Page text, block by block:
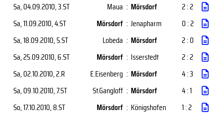
Sa, 04.09.2010, 3.ST Maua : Mörsdorf
2 : 2
Sa, 11.09.2010, 4.ST Mörsdorf : Jenapharm
0 : 2
Sa, 18.09.2010, 5.ST Lobeda : Mörsdorf
2 : 0
Sa, 25.09.2010, 6.ST Mörsdorf : Isserstedt
2 : 2
Sa, 02.10.2010, 2.R E.Eisenberg : Mörsdorf
4 : 3
Sa, 09.10.2010, 7.ST St.Gangloff : Mörsdorf
4 : 1
So, 17.10.2010, 8.ST Mörsdorf : Königshofen
1 : 2